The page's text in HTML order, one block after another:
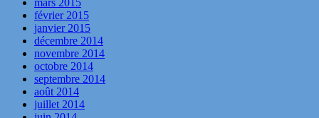
mars 2015
février 2015
janvier 2015
décembre 2014
novembre 2014
octobre 2014
septembre 2014
août 2014
juillet 2014